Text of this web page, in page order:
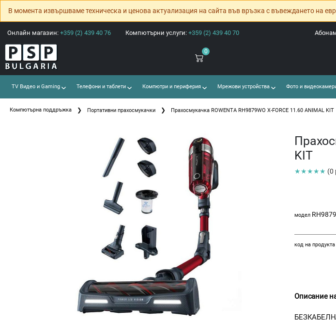
В момента извършваме техническа и ценова актуализация на сайта във връзка с въвеждането на
Онлайн магазин: +359 (2) 439 40 76 Компютърни услуги: +359 (2) 439 40 70
0
TV Видео и Gaming Телефони и таблети Компютри и периферия Мрежови устройства Фото и
Компютърна поддръжка Портативни прахосмукачки Прахосмукачка ROWENTA RH9879WO X-FORCE 11.60 ANIMAL KIT
KIT
★★★★★ (0
модел
код на продукта
Описание